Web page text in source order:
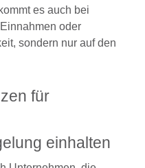
es auch bei
oder
sondern nur auf den
für
einhalten